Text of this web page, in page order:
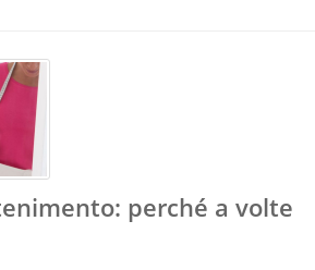
perché a volte